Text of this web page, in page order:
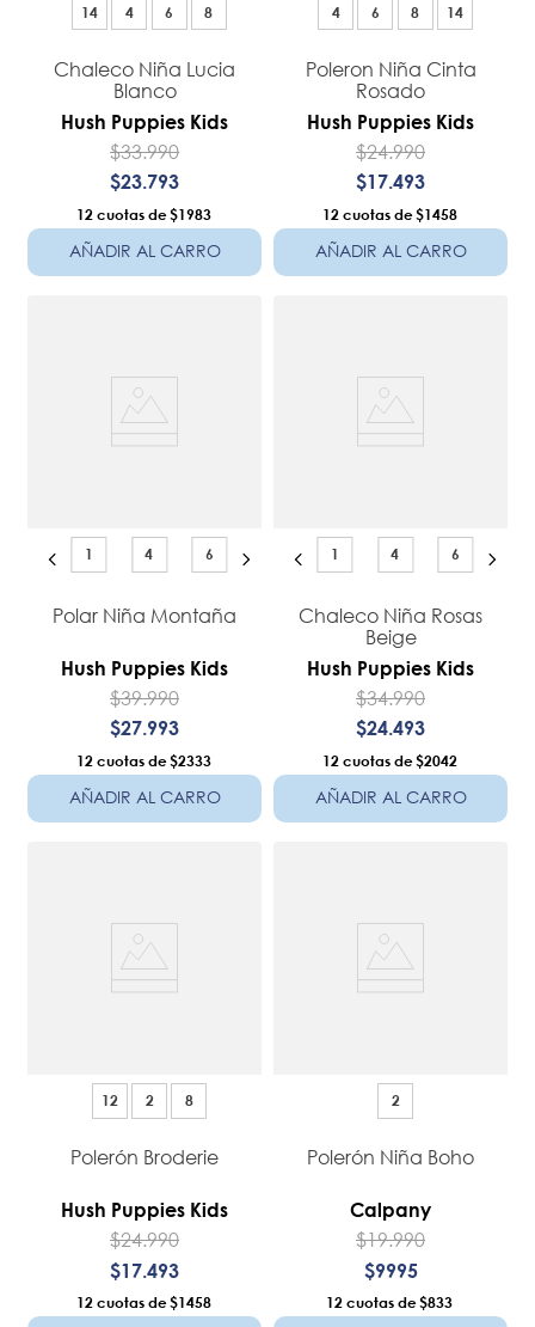
14 4 6 8
Chaleco Niña Lucia
Blanco
Hush Puppies Kids
$33.990
$23.793
12 $1983
AÑADIR AL CARRO
4 6 8 14
Poleron Niña Cinta
Rosado
Hush Puppies Kids
$24.990
$17.493
12 $1458
AÑADIR AL CARRO
1 4 6
Polar Niña Montaña
Hush Puppies Kids
$39.990
$27.993
12 $2333
AÑADIR AL CARRO
1 4 6
Chaleco Niña Rosas
Beige
Hush Puppies Kids
$34.990
$24.493
12 $2042
AÑADIR AL CARRO
12 2 8
Polerón Broderie
Hush Puppies Kids
$24.990
$17.493
12 $1458
2
Polerón Niña Boho
Calpany
$19.990
$9995
12 $833